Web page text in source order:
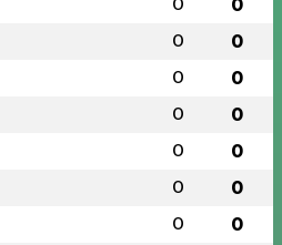
0 0
0 0
0 0
0 0
0 0
0 0
0 0